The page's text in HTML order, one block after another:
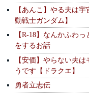
【あんこ】やる夫は
動戦士ガンダム】
【R-18】なんかふわ
をするお話
【安価】やらない夫
うです【ドラクエ】
勇者立志伝